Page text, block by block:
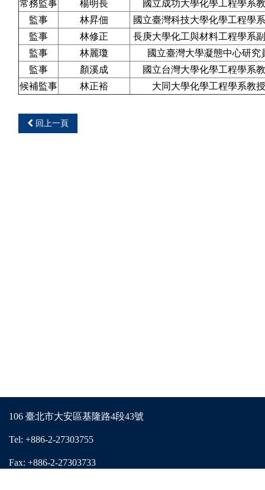
常務監事
楊明長
國立成功大學化學工程學系
監事
林昇佃
國立臺灣科技大學化學工程學
監事
林修正
長庚大學化工與材料工程學系
監事
林麗瓊
國立臺灣大學凝態中心研究
監事
顏溪成
國立台灣大學化學工程學系
候補監事
林正裕 大同大學化學工程學系教授
回上一頁
106 臺北市大安區基隆路4段43號
Tel: +886-2-27303755
Fax: +886-2-27303733